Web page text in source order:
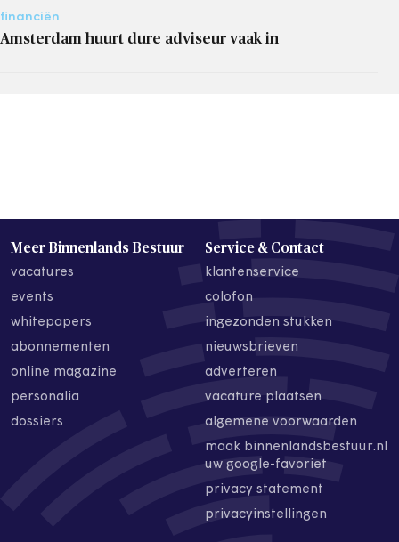
financiën
Amsterdam huurt dure adviseur vaak in
Meer Binnenlands Bestuur
vacatures
events
whitepapers
abonnementen
online magazine
personalia
dossiers
Service & Contact
klantenservice
colofon
ingezonden stukken
nieuwsbrieven
adverteren
vacature plaatsen
algemene voorwaarden
maak binnenlandsbestuur.nl
uw google-favoriet
privacy statement
privacyinstellingen